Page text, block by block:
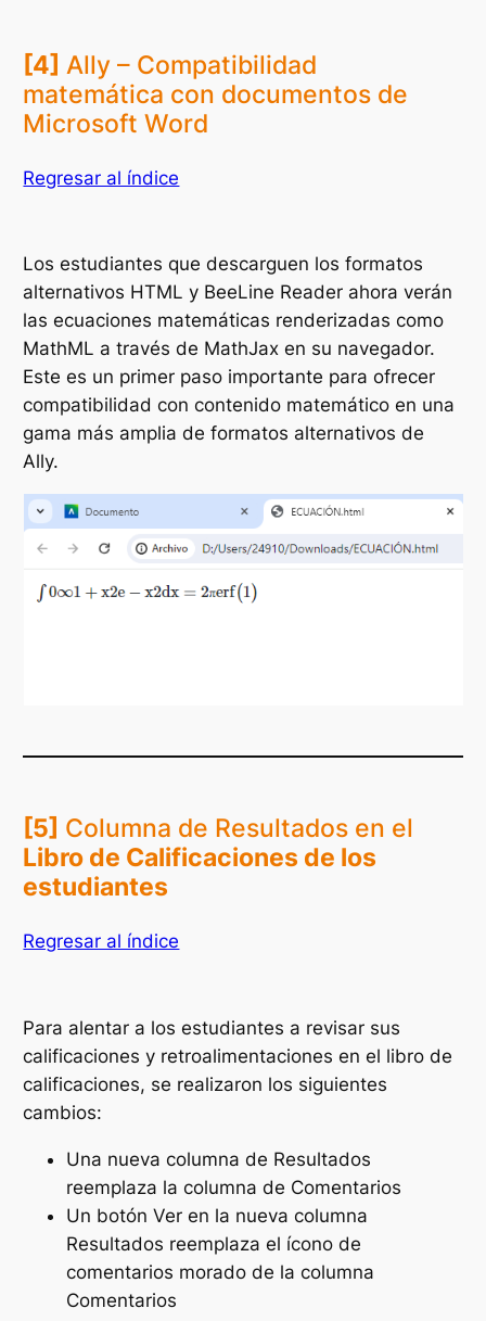
[4] Ally – Compatibilidad
matemática con documentos de
Microsoft Word
Regresar al índice
Los estudiantes que descarguen los formatos
alternativos HTML y BeeLine Reader ahora verán
las ecuaciones matemáticas renderizadas como
MathML a través de MathJax en su navegador.
Este es un primer paso importante para ofrecer
compatibilidad con contenido matemático en una
gama más amplia de formatos alternativos de
Ally.
[5] Columna de Resultados en el
Libro de Calificaciones de los
estudiantes
Regresar al índice
Para alentar a los estudiantes a revisar sus
calificaciones y retroalimentaciones en el libro de
calificaciones, se realizaron los siguientes
cambios:
Una nueva columna de Resultados
reemplaza la columna de Comentarios
Un botón Ver en la nueva columna
Resultados reemplaza el ícono de
comentarios morado de la columna
Comentarios